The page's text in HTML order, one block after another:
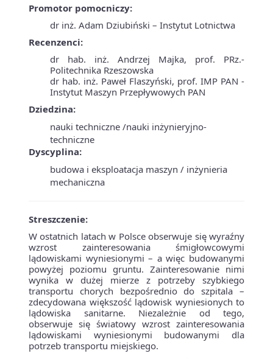
Promotor pomocniczy:
dr inż. Adam Dziubiński – Instytut Lotnictwa
Recenzenci:
dr hab. inż. Andrzej Majka, prof. PRz.-
Politechnika Rzeszowska
dr hab. inż. Paweł Flaszyński, prof. IMP PAN -
Instytut Maszyn Przepływowych PAN
Dziedzina:
nauki techniczne /nauki inżynieryjno-
techniczne
Dyscyplina:
budowa i eksploatacja maszyn / inżynieria
mechaniczna
Streszczenie:
W ostatnich latach w Polsce obserwuje się wyraźny
wzrost zainteresowania śmigłowcowymi
lądowiskami wyniesionymi – a więc budowanymi
powyżej poziomu gruntu. Zainteresowanie nimi
wynika w dużej mierze z potrzeby szybkiego
transportu chorych bezpośrednio do szpitala –
zdecydowana większość lądowisk wyniesionych to
lądowiska sanitarne. Niezależnie od tego,
obserwuje się światowy wzrost zainteresowania
lądowiskami wyniesionymi budowanymi dla
potrzeb transportu miejskiego.